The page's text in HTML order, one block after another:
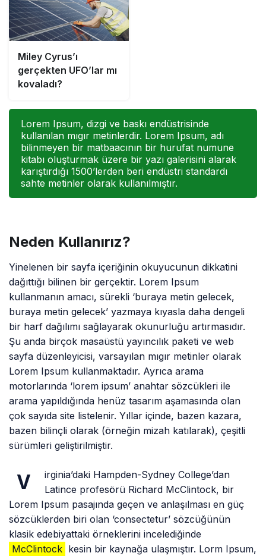
Miley Cyrus’ı
gerçekten UFO’lar mı
kovaladı?
Lorem Ipsum, dizgi ve baskı endüstrisinde
kullanılan mıgır metinlerdir. Lorem Ipsum, adı
bilinmeyen bir matbaacının bir hurufat numune
kitabı oluşturmak üzere bir yazı galerisini alarak
karıştırdığı 1500’lerden beri endüstri standardı
sahte metinler olarak kullanılmıştır.
Neden Kullanırız?
Yinelenen bir sayfa içeriğinin okuyucunun dikkatini
dağıttığı bilinen bir gerçektir. Lorem Ipsum
kullanmanın amacı, sürekli ‘buraya metin gelecek,
buraya metin gelecek’ yazmaya kıyasla daha dengeli
bir harf dağılımı sağlayarak okunurluğu artırmasıdır.
Şu anda birçok masaüstü yayıncılık paketi ve web
sayfa düzenleyicisi, varsayılan mıgır metinler olarak
Lorem Ipsum kullanmaktadır. Ayrıca arama
motorlarında ‘lorem ipsum’ anahtar sözcükleri ile
arama yapıldığında henüz tasarım aşamasında olan
çok sayıda site listelenir. Yıllar içinde, bazen kazara,
bazen bilinçli olarak (örneğin mizah katılarak), çeşitli
sürümleri geliştirilmiştir.
V
irginia’daki Hampden-Sydney College’dan
Latince profesörü Richard McClintock, bir
Lorem Ipsum pasajında geçen ve anlaşılması en güç
sözcüklerden biri olan ‘consectetur’ sözcüğünün
klasik edebiyattaki örneklerini incelediğinde
McClintock kesin bir kaynağa ulaşmıştır. Lorm Ipsum,